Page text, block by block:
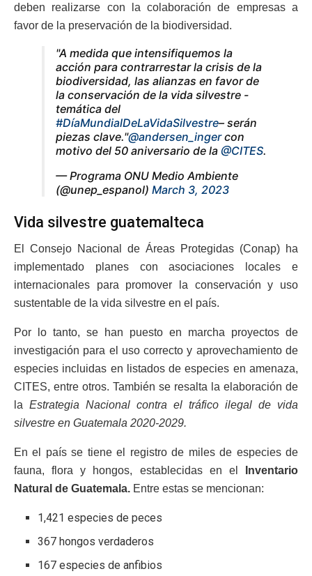
deben realizarse con la colaboración de empresas a
favor de la preservación de la biodiversidad.
"A medida que intensifiquemos la
acción para contrarrestar la crisis de la
biodiversidad, las alianzas en favor de
la conservación de la vida silvestre -
temática del
#DíaMundialDeLaVidaSilvestre– serán
piezas clave."@andersen_ingercon
motivo del 50 aniversario de la @CITES.
— Programa ONU Medio Ambiente
(@unep_espanol) March 3, 2023
Vida silvestre guatemalteca
El Consejo Nacional de Áreas Protegidas (Conap) ha
implementado planes con asociaciones locales e
internacionales para promover la conservación y uso
sustentable de la vida silvestre en el país.
Por lo tanto, se han puesto en marcha proyectos de
investigación para el uso correcto y aprovechamiento de
especies incluidas en listados de especies en amenaza,
CITES, entre otros. También se resalta la elaboración de
la Estrategia Nacional contra el tráfico ilegal de vida
silvestre en Guatemala 2020-2029.
En el país se tiene el registro de miles de especies de
fauna, flora y hongos, establecidas en el
Inventario
Natural de Guatemala. Entre estas se mencionan:
1,421 especies de peces
367 hongos verdaderos
167 especies de anfibios